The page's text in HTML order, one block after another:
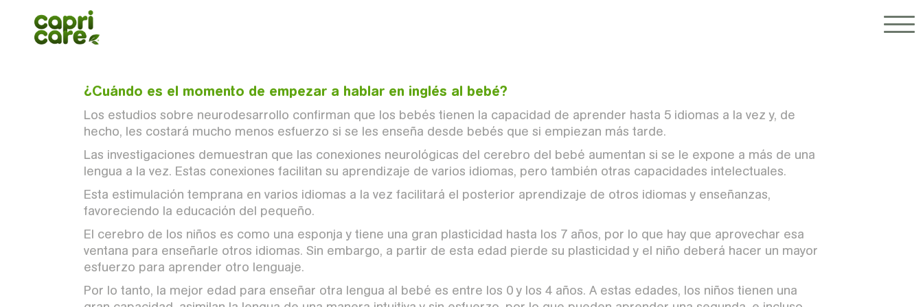
¿Por qué Capricare®?
Nuestros productos
Sobre nosotros
Consejos para padres
Nuestras recetas
¿Cuándo empezar a hablar en
inglés a un bebé?
idiomas diferentes desde bebé, pero lo cierto es que es el mejor método para
que el niño pueda ser bilingüe de verdad.
¿Cuándo es el momento de empezar a hablar en inglés al bebé?
Los estudios sobre neurodesarrollo confirman que los bebés tienen la capacidad de aprender hasta 5 idiomas a la vez y, de
hecho, les costará mucho menos esfuerzo si se les enseña desde bebés que si empiezan más tarde.
Las investigaciones demuestran que las conexiones neurológicas del cerebro del bebé aumentan si se le expone a más de una
lengua a la vez. Estas conexiones facilitan su aprendizaje de varios idiomas, pero también otras capacidades intelectuales.
Esta estimulación temprana en varios idiomas a la vez facilitará el posterior aprendizaje de otros idiomas y enseñanzas,
favoreciendo la educación del pequeño.
El cerebro de los niños es como una esponja y tiene una gran plasticidad hasta los 7 años, por lo que hay que aprovechar esa
ventana para enseñarle otros idiomas. Sin embargo, a partir de esta edad pierde su plasticidad y el niño deberá hacer un mayor
esfuerzo para aprender otro lenguaje.
Por lo tanto, la mejor edad para enseñar otra lengua al bebé es entre los 0 y los 4 años. A estas edades, los niños tienen una